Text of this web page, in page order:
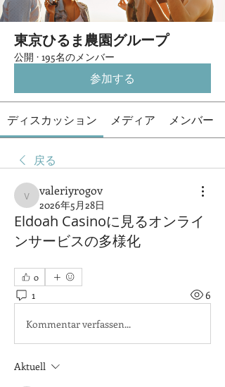
東京ひるま農園グループ
公開 · 195名のメンバー
参加する
ディスカッション メディア メンバー
戻る
valeriyrogov
valeriyrogov
2026年5月28日
Eldoah Casinoに見るオンライ
ンサービスの多様化
0
1 6
Kommentar verfassen...
Aktuell